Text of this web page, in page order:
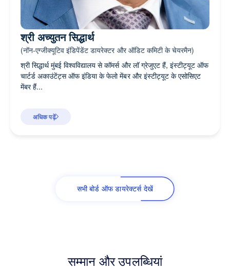
श्री अच्युतन सिद्धार्थ
(नॉन-एग्जीक्यूटिव इंडिपेंडेंट डायरेक्टर और ऑडिट कमिटी के चेयरमैन)
श्री सिद्धार्थ मुंबई विश्वविद्यालय से कॉमर्स और लॉ ग्रेजुएट हैं, इंस्टीट्यूट ऑफ
चार्टर्ड अकाउंटेंट्स ऑफ इंडिया के फेलो मेंबर और इंस्टीट्यूट के एसोसिएट
मेंबर हैं...
अधिक पढ़ें
सभी बोर्ड ऑफ डायरेक्टर्स देखें
सम्मान और उपलब्धियां